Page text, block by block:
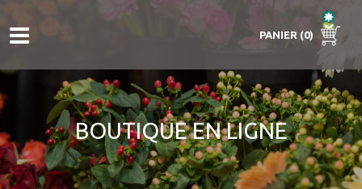
PANIER (0)
BOUTIQUE EN LIGNE